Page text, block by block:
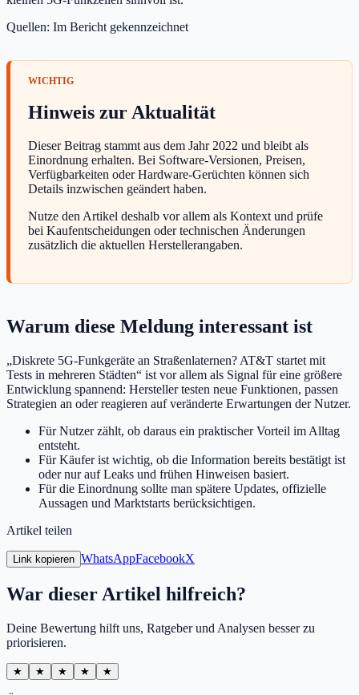
Quellen: Im Bericht gekennzeichnet
Hinweis zur Aktualität
Dieser Beitrag stammt aus dem Jahr 2022 und bleibt als
Einordnung erhalten. Bei Software-Versionen, Preisen,
Verfügbarkeiten oder Hardware-Gerüchten können sich
Details inzwischen geändert haben.
Nutze den Artikel deshalb vor allem als Kontext und prüfe
bei Kaufentscheidungen oder technischen Änderungen
zusätzlich die aktuellen Herstellerangaben.
Warum diese Meldung interessant ist
„Diskrete 5G-Funkgeräte an Straßenlaternen? AT&T startet mit
Tests in mehreren Städten“ ist vor allem als Signal für eine größere
Entwicklung spannend: Hersteller testen neue Funktionen, passen
Strategien an oder reagieren auf veränderte Erwartungen der Nutzer.
Für Nutzer zählt, ob daraus ein praktischer Vorteil im Alltag
entsteht.
Für Käufer ist wichtig, ob die Information bereits bestätigt ist
oder nur auf Leaks und frühen Hinweisen basiert.
Für die Einordnung sollte man spätere Updates, offizielle
Aussagen und Marktstarts berücksichtigen.
Artikel teilen
Link kopieren WhatsAppFacebookX
War dieser Artikel hilfreich?
Deine Bewertung hilft uns, Ratgeber und Analysen besser zu
priorisieren.
★ ★ ★ ★ ★